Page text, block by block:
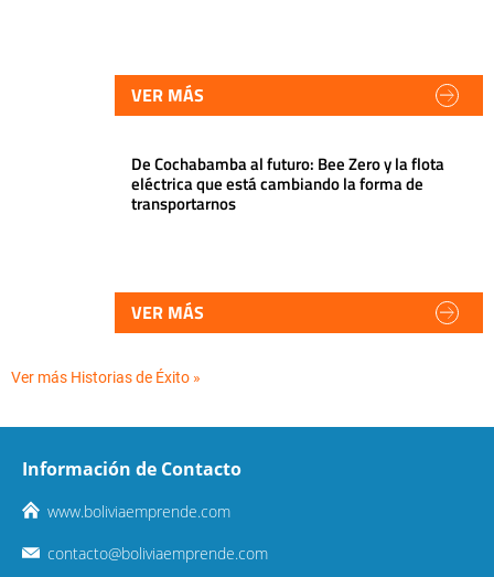
VER MÁS
De Cochabamba al futuro: Bee Zero y la flota
eléctrica que está cambiando la forma de
transportarnos
VER MÁS
Ver más Historias de Éxito »
Información de Contacto
www.boliviaemprende.com
contacto@boliviaemprende.com